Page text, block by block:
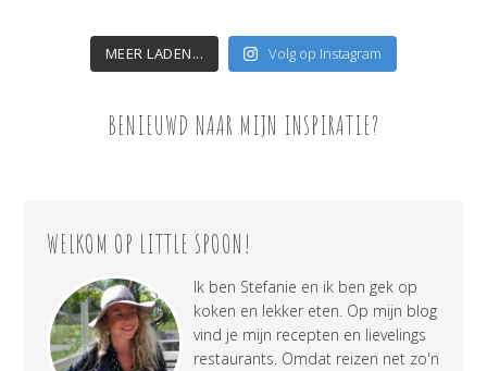
MEER LADEN... Volg op Instagram
BENIEUWD NAAR MIJN INSPIRATIE?
WELKOM OP LITTLE SPOON!
Ik ben Stefanie en ik ben gek op
koken en lekker eten. Op mijn blog
vind je mijn recepten en lievelings
restaurants. Omdat reizen net zo'n